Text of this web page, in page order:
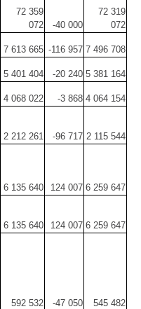
72 359
072
-40 000
72 319
072
7 613 665 -116 957 7 496 708
5 401 404 -20 240 5 381 164
4 068 022 -3 868 4 064 154
2 212 261 -96 717 2 115 544
6 135 640 124 007 6 259 647
6 135 640 124 007 6 259 647
592 532 -47 050 545 482